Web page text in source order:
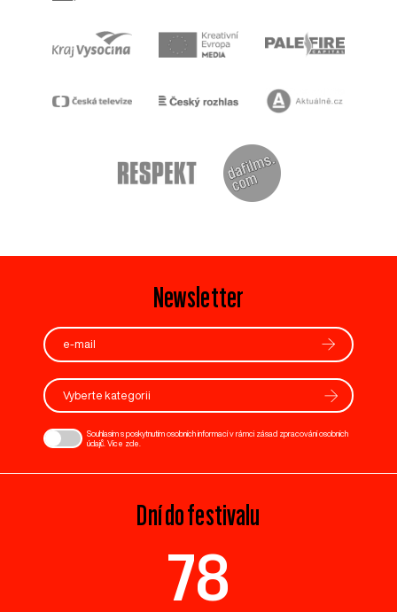
Newsletter
Vyberte kategorii
Souhlasím s poskytnutím osobních informací v rámci zásad zpracování osobních
údajů. Více zde
Dní do festivalu
78